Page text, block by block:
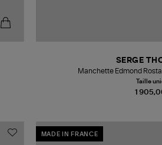
1
SERGE
Manchette Edmond
Taille
MADE IN FRANCE